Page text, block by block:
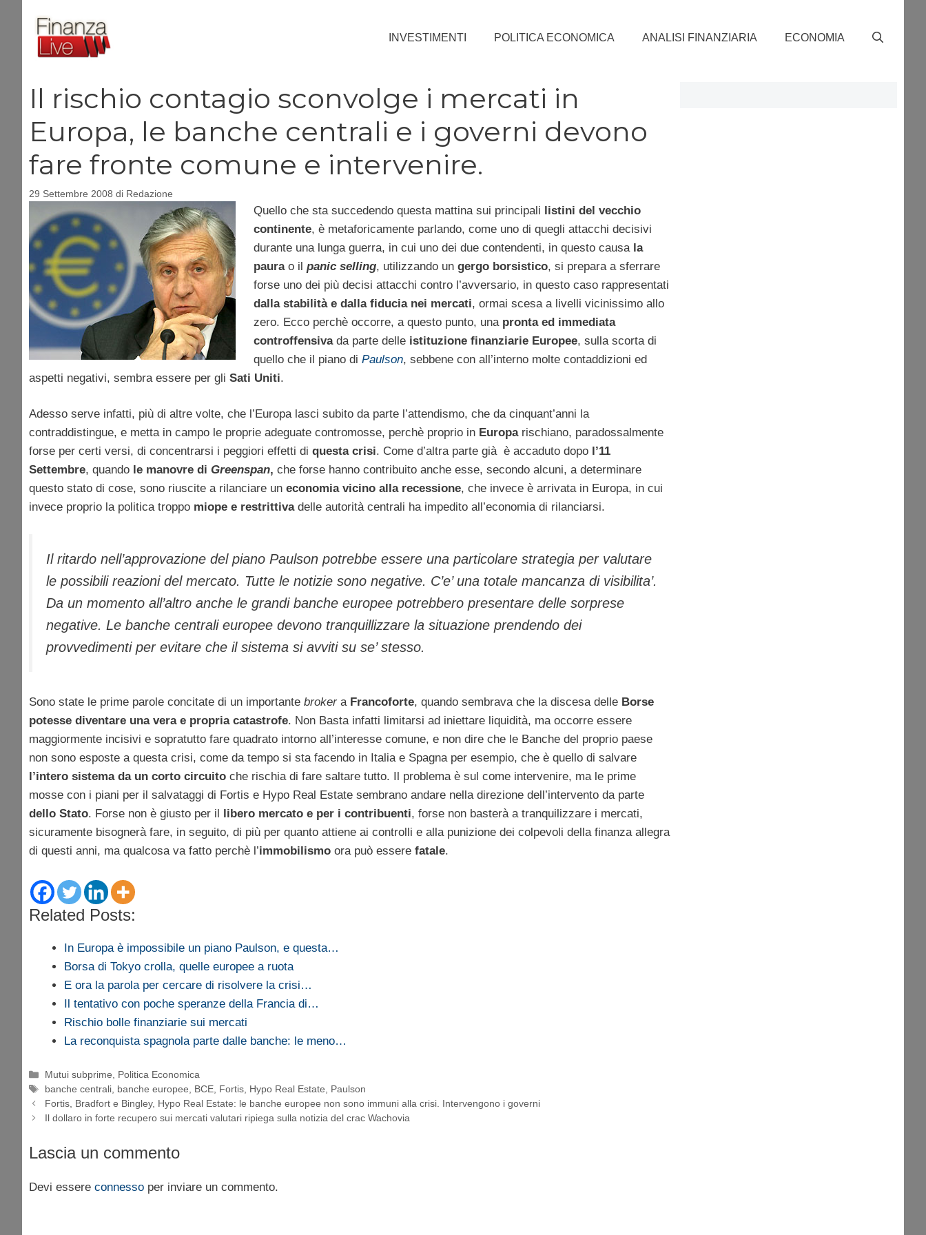
contenuto
INVESTIMENTI POLITICA ECONOMICA ANALISI FINANZIARIA ECONOMIA
Il rischio contagio sconvolge i mercati in
Europa, le banche centrali e i governi devono
fare fronte comune e intervenire.
29 Settembre 2008 di Redazione
Quello che sta succedendo questa mattina sui principali listini del vecchio
continente, è metaforicamente parlando, come uno di quegli attacchi decisivi
durante una lunga guerra, in cui uno dei due contendenti, in questo causa la
paurao il panic selling, utilizzando un gergo borsistico, si prepara a sferrare
forse uno dei più decisi attacchi contro l’avversario, in questo caso rappresentati
dalla stabilità e dalla fiducia nei mercati, ormai scesa a livelli vicinissimo allo
zero. Ecco perchè occorre, a questo punto, una pronta ed immediata
controffensiva da parte delle istituzione finanziarie Europee, sulla scorta di
quello che il piano di Paulson, sebbene con all’interno molte contaddizioni ed
aspetti negativi, sembra essere per gli Sati Uniti.
Adesso serve infatti, più di altre volte, che l’Europa lasci subito da parte l’attendismo, che da cinquant’anni la
contraddistingue, e metta in campo le proprie adeguate contromosse, perchè proprio in Europa rischiano, paradossalmente
forse per certi versi, di concentrarsi i peggiori effetti di questa crisi. Come d’altra parte già è accaduto dopo l’11
Settembre, quando le manovre di Greenspan, che forse hanno contribuito anche esse, secondo alcuni, a determinare
questo stato di cose, sono riuscite a rilanciare un economia vicino alla recessione, che invece è arrivata in Europa, in cui
invece proprio la politica troppo miope e restrittivadelle autorità centrali ha impedito all’economia di rilanciarsi.
Il ritardo nell’approvazione del piano Paulson potrebbe essere una particolare strategia per valutare
le possibili reazioni del mercato. Tutte le notizie sono negative. C’e’ una totale mancanza di visibilita’.
Da un momento all’altro anche le grandi banche europee potrebbero presentare delle sorprese
negative. Le banche centrali europee devono tranquillizzare la situazione prendendo dei
provvedimenti per evitare che il sistema si avviti su se’ stesso.
Sono state le prime parole concitate di un importante brokera Francoforte, quando sembrava che la discesa delle Borse
potesse diventare una vera e propria catastrofe. Non Basta infatti limitarsi ad iniettare liquidità, ma occorre essere
maggiormente incisivi e sopratutto fare quadrato intorno all’interesse comune, e non dire che le Banche del proprio paese
non sono esposte a questa crisi, come da tempo si sta facendo in Italia e Spagna per esempio, che è quello di salvare
l’intero sistema da un corto circuito che rischia di fare saltare tutto. Il problema è sul come intervenire, ma le prime
mosse con i piani per il salvataggi di Fortis e Hypo Real Estate sembrano andare nella direzione dell’intervento da parte
dello Stato. Forse non è giusto per il libero mercato e per i contribuenti, forse non basterà a tranquilizzare i mercati,
sicuramente bisognerà fare, in seguito, di più per quanto attiene ai controlli e alla punizione dei colpevoli della finanza allegra
di questi anni, ma qualcosa va fatto perchè l’immobilismo ora può essere fatale.
Related Posts:
In Europa è impossibile un piano Paulson, e questa…
Borsa di Tokyo crolla, quelle europee a ruota
E ora la parola per cercare di risolvere la crisi…
Il tentativo con poche speranze della Francia di…
Rischio bolle finanziarie sui mercati
La reconquista spagnola parte dalle banche: le meno…
Categorie
Mutui subprime, Politica Economica
Tag
banche centrali, banche europee, BCE, Fortis, Hypo Real Estate, Paulson
Fortis, Bradfort e Bingley, Hypo Real Estate: le banche europee non sono immuni alla crisi. Intervengono i governi
Il dollaro in forte recupero sui mercati valutari ripiega sulla notizia del crac Wachovia
Lascia un commento
Devi essere connesso per inviare un commento.